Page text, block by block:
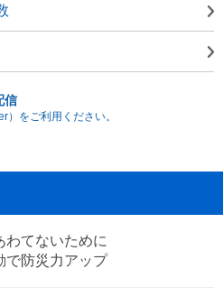
信
）をご利用ください。
わてないために
で防災力アップ